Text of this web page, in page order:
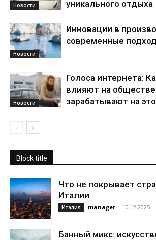
Новости
уникального отдыха
Новости
Инновации в
современные
Новости
Голоса интернета:
влияют на
зарабатывают на
Block title
Что не покрывает
Италии
Италия manager - 10.12.2025
Банный микс: